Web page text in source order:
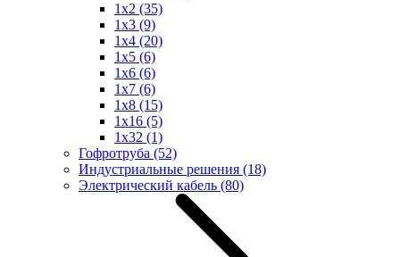
1x2 (35)
1x3 (9)
1x4 (20)
1x5 (6)
1x6 (6)
1x7 (6)
1x8 (15)
1x16 (5)
1x32 (1)
Гофротруба (52)
Индустриальные решения (18)
Электрический кабель (80)